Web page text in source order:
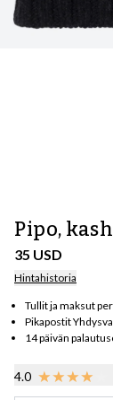
Pipo,
35 USD
Hintahistoria
Tullit ja maksut
Pikapostit
14 päivän
4.0